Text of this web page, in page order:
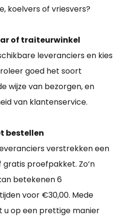
koelvers of vriesvers?
of traiteurwinkel
leveranciers en kies
goed het soort
wijze van bezorgen, en
van klantenservice.
bestellen
verstrekken een
proefpakket. Zo’n
betekenen 6
voor €30,00. Mede
u op een prettige manier